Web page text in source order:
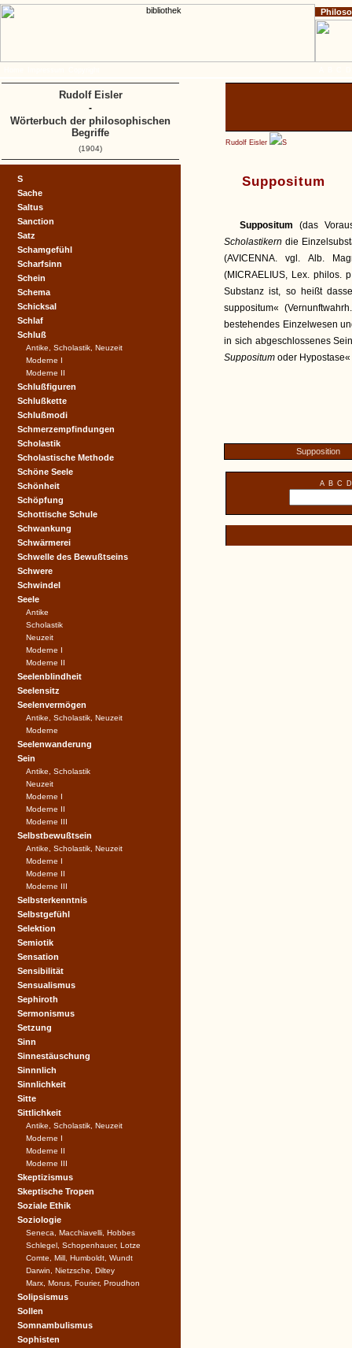
Rudolf Eisler S
Suppositum
Suppositum(das
Scholastikerndie
(AVICENNA. vgl. Alb.
(MICRAELIUS, Lex. philos.
Substanz ist, so heißt
suppositum«
bestehendes Einzelwesen
in sich abgeschlossenes
Suppositum oder
Supposition
A B C D
S
Sache
Saltus
Sanction
Satz
Schamgefühl
Scharfsinn
Schein
Schema
Schicksal
Schlaf
Schluß
Antike, Scholastik, Neuzeit
Moderne I
Moderne II
Schlußfiguren
Schlußkette
Schlußmodi
Schmerzempfindungen
Scholastik
Scholastische Methode
Schöne Seele
Schönheit
Schöpfung
Schottische Schule
Schwankung
Schwärmerei
Schwelle des Bewußtseins
Schwere
Schwindel
Seele
Antike
Scholastik
Neuzeit
Moderne I
Moderne II
Seelenblindheit
Seelensitz
Seelenvermögen
Antike, Scholastik, Neuzeit
Moderne
Seelenwanderung
Sein
Antike, Scholastik
Neuzeit
Moderne I
Moderne II
Moderne III
Selbstbewußtsein
Antike, Scholastik, Neuzeit
Moderne I
Moderne II
Moderne III
Selbsterkenntnis
Selbstgefühl
Selektion
Semiotik
Sensation
Sensibilität
Sensualismus
Sephiroth
Sermonismus
Setzung
Sinn
Sinnestäuschung
Sinnnlich
Sinnlichkeit
Sitte
Sittlichkeit
Antike, Scholastik, Neuzeit
Moderne I
Moderne II
Moderne III
Skeptizismus
Skeptische Tropen
Soziale Ethik
Soziologie
Seneca, Macchiavelli, Hobbes
Schlegel, Schopenhauer, Lotze
Comte, Mill, Humboldt, Wundt
Darwin, Nietzsche, Diltey
Marx, Morus, Fourier, Proudhon
Solipsismus
Sollen
Somnambulismus
Sophisten
Rudolf Eisler
-
Wörterbuch der philosophischen
Begriffe
(1904)